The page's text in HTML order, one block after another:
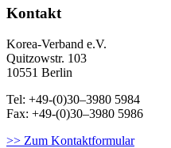
Kontakt
Korea-Ver­band e.V.
Quitzowstr. 103
10551 Berlin
Tel: +49-(0)30–3980 5984
Fax: +49-(0)30–3980 5986
>> Zum Kontaktformular